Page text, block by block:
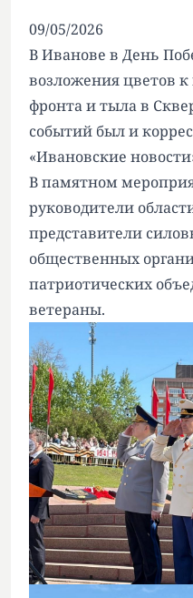
09/05/2026
В Иванове в День
возложения цветов
фронта и тыла в
событий был и
«Ивановские
В памятном
руководители
представители
общественных
патриотических
ветераны.